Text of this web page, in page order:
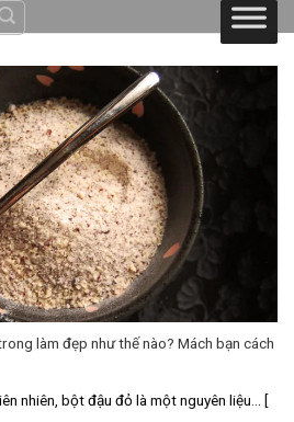
làm đẹp như thế nào? Mách bạn cách
nhiên, bột đậu đỏ là một nguyên liệu... [